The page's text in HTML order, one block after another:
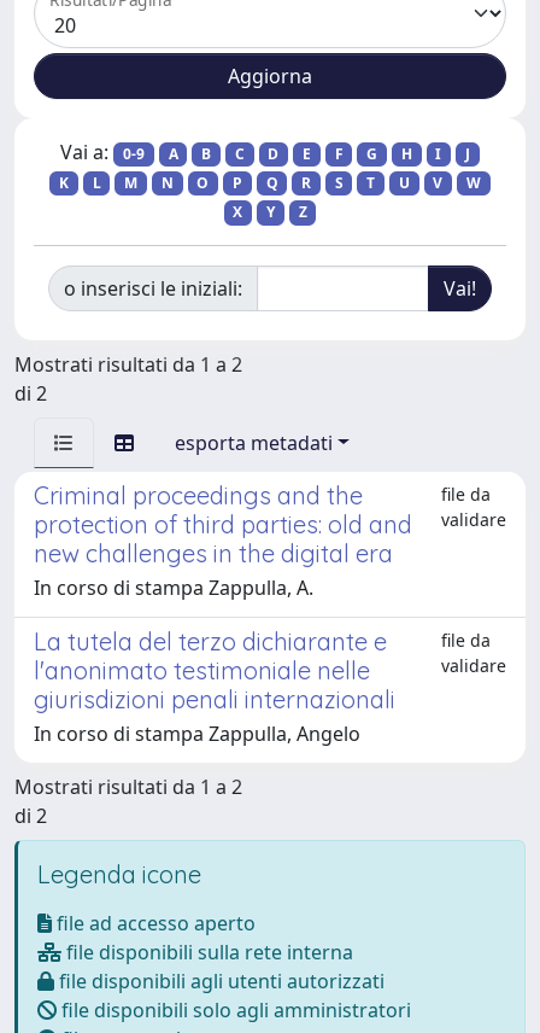
Vai a: 0-9 A B C D E F G H I
J
K
L M N O P Q R S T U V
W
X
Y Z
o inserisci le iniziali:
Mostrati risultati da 1 a 2
di 2
esporta metadati
Criminal proceedings and the
protection of third parties: old and
new challenges in the digital era
file da
validare
In corso di stampa Zappulla, A.
La tutela del terzo dichiarante e
l'anonimato testimoniale nelle
giurisdizioni penali internazionali
file da
validare
In corso di stampa Zappulla, Angelo
Mostrati risultati da 1 a 2
di 2
Legenda icone
file ad accesso aperto
file disponibili sulla rete interna
file disponibili agli utenti autorizzati
file disponibili solo agli amministratori